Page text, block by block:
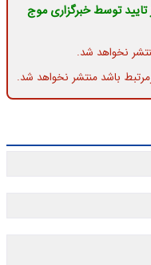
توسط خبرگزاری موج
نخواهد شد.
باشد منتشر نخواهد شد.